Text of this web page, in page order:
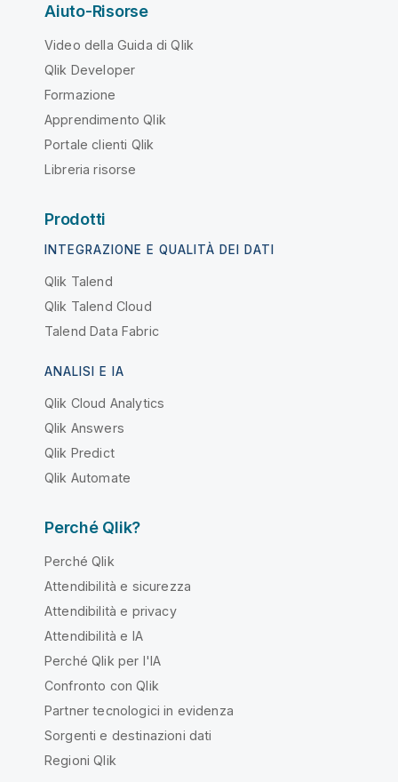
Aiuto-Risorse
Video della Guida di Qlik
Qlik Developer
Formazione
Apprendimento Qlik
Portale clienti Qlik
Libreria risorse
Prodotti
INTEGRAZIONE E QUALITÀ DEI DATI
Qlik Talend
Qlik Talend Cloud
Talend Data Fabric
ANALISI E IA
Qlik Cloud Analytics
Qlik Answers
Qlik Predict
Qlik Automate
Perché Qlik?
Perché Qlik
Attendibilità e sicurezza
Attendibilità e privacy
Attendibilità e IA
Perché Qlik per l'IA
Confronto con Qlik
Partner tecnologici in evidenza
Sorgenti e destinazioni dati
Regioni Qlik